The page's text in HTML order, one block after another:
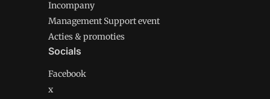
Incompany
Management Support event
Acties & promoties
Socials
Facebook
x